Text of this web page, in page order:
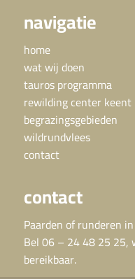
navigatie
home
wat wij doen
tauros programma
rewilding center keent
begrazingsgebieden
wildrundvlees
contact
contact
Paarden of runderen
Bel 06 – 24 48 25 25,
bereikbaar.